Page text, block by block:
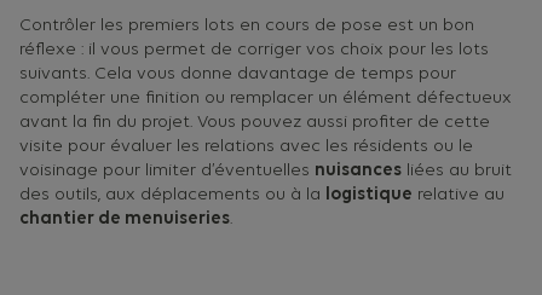
Contrôler les premiers lots en cours de pose est un bon
réflexe : il vous permet de corriger vos choix pour les lots
suivants. Cela vous donne davantage de temps pour
compléter une finition ou remplacer un élément défectueux
avant la fin du projet. Vous pouvez aussi profiter de cette
visite pour évaluer les relations avec les résidents ou le
voisinage pour limiter d’éventuelles nuisances liées au bruit
des outils, aux déplacements ou à la logistique relative au
chantier de menuiseries.